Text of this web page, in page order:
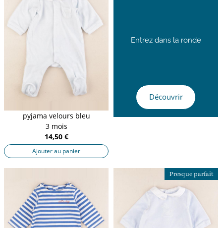
pyjama velours bleu
3 mois
14,50 €
Ajouter au panier
Presque parfait
Entrez dans la ronde
Découvrir